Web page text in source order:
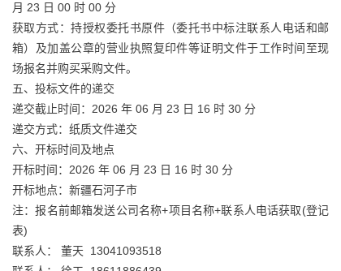
月 23 日 00 时 00 分
获取方式：持授权委托书原件（委托书中标注联系人电话和邮
箱）及加盖公章的营业执照复印件等证明文件于工作时间至现
场报名并购买采购文件。
五、投标文件的递交
递交截止时间：2026 年 06 月 23 日 16 时 30 分
递交方式：纸质文件递交
六、开标时间及地点
开标时间：2026 年 06 月 23 日 16 时 30 分
开标地点：新疆石河子市
注：报名前邮箱发送公司名称+项目名称+联系人电话获取(登记
表)
联系人： 董天 13041093518